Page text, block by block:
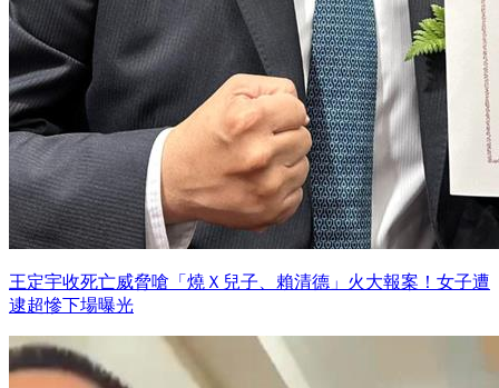
王定宇收死亡威脅嗆「燒Ｘ兒子、賴清德」火大報案！女子遭
逮超慘下場曝光